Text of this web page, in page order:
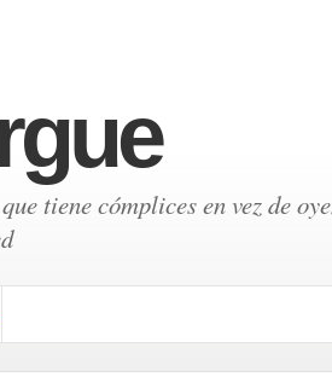
tiene cómplices en vez de